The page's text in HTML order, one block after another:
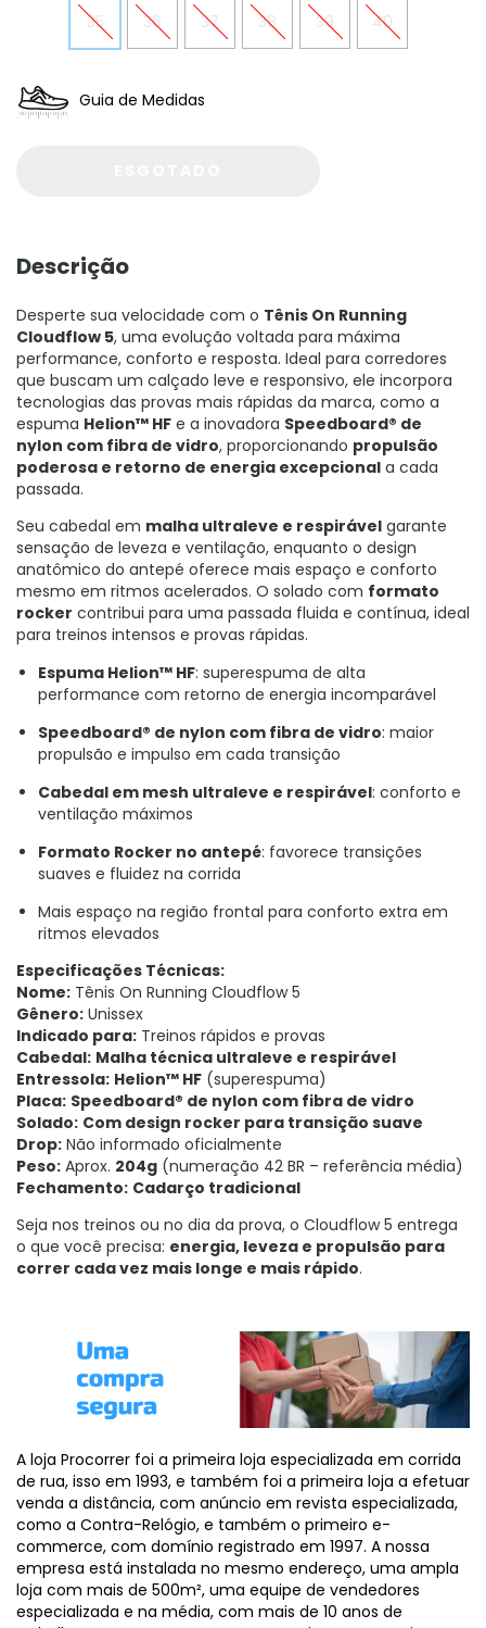
35 36 37 38 39 40
Guia de Medidas
Descrição
Desperte sua velocidade com o Tênis On Running
Cloudflow 5, uma evolução voltada para máxima
performance, conforto e resposta. Ideal para corredores
que buscam um calçado leve e responsivo, ele incorpora
tecnologias das provas mais rápidas da marca, como a
espuma Helion™ HF e a inovadora Speedboard® de
nylon com fibra de vidro, proporcionando propulsão
poderosa e retorno de energia excepcional a cada
passada.
Seu cabedal em malha ultraleve e respirável garante
sensação de leveza e ventilação, enquanto o design
anatômico do antepé oferece mais espaço e conforto
mesmo em ritmos acelerados. O solado com formato
rocker contribui para uma passada fluida e contínua, ideal
para treinos intensos e provas rápidas.
Espuma Helion™ HF: superespuma de alta
performance com retorno de energia incomparável
Speedboard® de nylon com fibra de vidro: maior
propulsão e impulso em cada transição
Cabedal em mesh ultraleve e respirável: conforto e
ventilação máximos
Formato Rocker no antepé: favorece transições
suaves e fluidez na corrida
Mais espaço na região frontal para conforto extra em
ritmos elevados
Especificações Técnicas:
Nome: Tênis On Running Cloudflow 5
Gênero: Unissex
Indicado para: Treinos rápidos e provas
Cabedal: Malha técnica ultraleve e respirável
Entressola: Helion™ HF (superespuma)
Placa: Speedboard® de nylon com fibra de vidro
Solado: Com design rocker para transição suave
Drop: Não informado oficialmente
Peso: Aprox. 204g (numeração 42 BR – referência média)
Fechamento: Cadarço tradicional
Seja nos treinos ou no dia da prova, o Cloudflow 5 entrega
o que você precisa: energia, leveza e propulsão para
correr cada vez mais longe e mais rápido.
A loja Procorrer foi a primeira loja especializada em corrida
de rua, isso em 1993, e também foi a primeira loja a efetuar
venda a distância, com anúncio em revista especializada,
como a Contra-Relógio, e também o primeiro e-
commerce, com domínio registrado em 1997. A nossa
empresa está instalada no mesmo endereço, uma ampla
loja com mais de 500m², uma equipe de vendedores
especializada e na média, com mais de 10 anos de